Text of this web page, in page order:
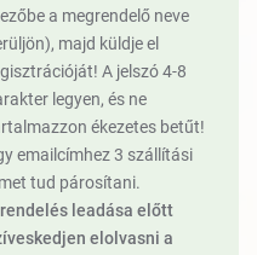
a megrendelő neve
majd küldje el
A jelszó 4-8
legyen, és ne
ékezetes betűt!
emailcímhez 3 szállítási
tud párosítani.
leadása előtt
elolvasni a